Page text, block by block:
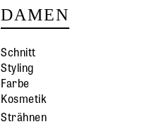
DAMEN
Schnitt
Styling
Farbe
Kosmetik
Strähnen